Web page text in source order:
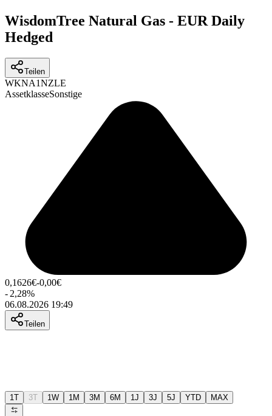
WisdomTree Natural Gas - EUR Daily
Hedged
Teilen
WKNA1NZLE
AssetklasseSonstige
0,1626€-0,00€
- 2,28%
06.08.2026 19:49
Teilen
1T 3T 1W 1M 3M 6M 1J 3J 5J YTD MAX